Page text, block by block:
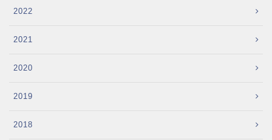
2022
2021
2020
2019
2018